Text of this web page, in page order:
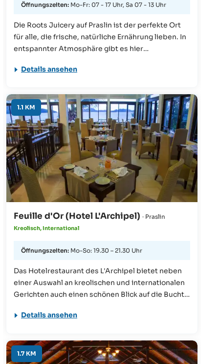
Öffnungszeiten: Mo-Fr: 07 - 17 Uhr, Sa 07 - 13 Uhr
Die Roots Juicery auf Praslin ist der perfekte Ort
für alle, die frische, natürliche Ernährung lieben. In
entspannter Atmosphäre gibt es hier
und bunte Smoothie-Bowls – alles liebevoll
Frühstück, nach dem Strand oder einfach als kleine
Auszeit zwischendurch: Die Roots Juicery ist eine
grüne Oase für bewusste Genießer.
Details ansehen
1.1 KM
Feuille d'Or (Hotel L'Archipel) · Praslin
Kreolisch, International
Öffnungszeiten: Mo-So: 19.30 – 21.30 Uhr
Das Hotelrestaurant des L'Archipel bietet neben
einer Auswahl an kreolischen und internationalen
Gerichten auch einen schönen Blick auf die Bucht
Musik.
Details ansehen
1.7 KM